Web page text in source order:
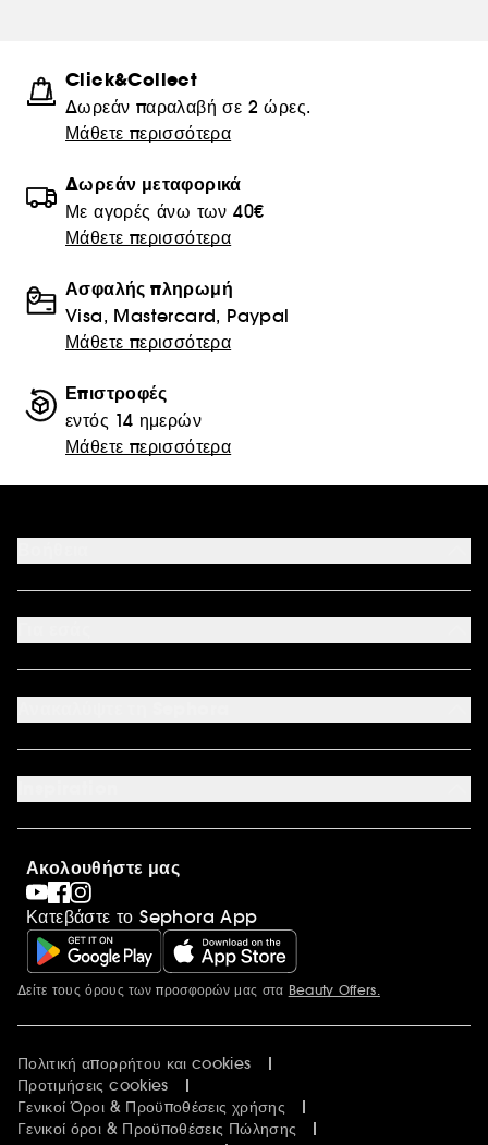
Click&Collect
Δωρεάν παραλαβή σε 2 ώρες.
Μάθετε περισσότερα
Δωρεάν μεταφορικά
Με αγορές άνω των 40€
Μάθετε περισσότερα
Ασφαλής πληρωμή
Visa, Mastercard, Paypal
Μάθετε περισσότερα
Επιστροφές
εντός 14 ημερών
Μάθετε περισσότερα
Επικοινωνήστε μαζί μας
Αποδεκτοί τρόποι πληρωμής
Καταστήματα
Όροι επιστροφής προϊόντων
Σχετικά με τη Sephora
Οικονομικά στοιχεία
Sephora Prize
Clean at Sephora
Συσκευασία Παραγγελιών
Sephora Stands
Ακολουθήστε μας
Κατεβάστε το Sephora App
Περισσότερες πληροφορίες
Δείτε τους όρους των προσφορών μας στα Beauty Offers.
Πολιτική απορρήτου και cookies
Προτιμήσεις cookies
Γενικοί Όροι & Προϋποθέσεις χρήσης
Γενικοί όροι & Προϋποθέσεις Πώλησης